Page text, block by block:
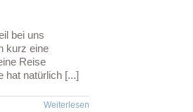
bei uns
kurz eine
Reise
hat natürlich [...]
Weiterlesen